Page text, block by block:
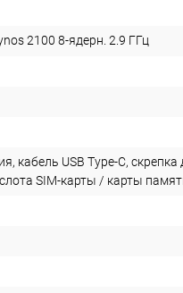
2100 8-ядерн. 2.9 ГГц
кабель USB Type-C, скрепка
SIM-карты / карты